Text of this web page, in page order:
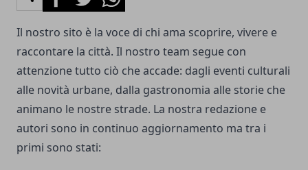
Il nostro sito è la voce di chi ama scoprire, vivere e
raccontare la città. Il nostro team segue con
attenzione tutto ciò che accade: dagli eventi culturali
alle novità urbane, dalla gastronomia alle storie che
animano le nostre strade. La nostra redazione e
autori sono in continuo aggiornamento ma tra i
primi sono stati: